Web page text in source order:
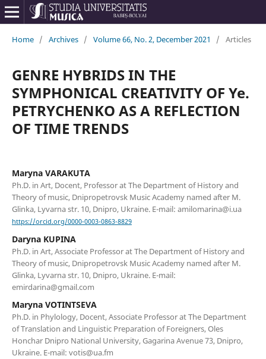
Home / Archives / Volume 66, No. 2, December 2021 / Articles
GENRE HYBRIDS IN THE
SYMPHONICAL CREATIVITY OF Ye.
PETRYCHENKO AS A REFLECTION
OF TIME TRENDS
Maryna VARAKUTA
Ph.D. in Art, Doсent, Professor at The Department of History and
Theory of music, Dnipropetrovsk Music Academy named after M.
Glinka, Lyvarna str. 10, Dnipro, Ukraine. E-mail: amilomarina@i.ua
https://orcid.org/0000-0003-0863-8829
Daryna KUPINA
Ph.D. in Art, Associate Professor at The Department of History and
Theory of music, Dnipropetrovsk Music Academy named after M.
Glinka, Lyvarna str. 10, Dnipro, Ukraine. E-mail:
emirdarina@gmail.com
Maryna VOTINTSEVA
Ph.D. in Phylology, Doсent, Associate Professor at The Department
of Translation and Linguistic Preparation of Foreigners, Oles
Honchar Dnipro National University, Gagarina Avenue 73, Dnipro,
Ukraine. E-mail: votis@ua.fm